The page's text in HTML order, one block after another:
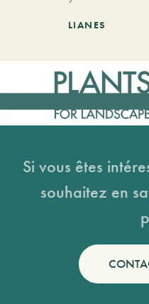
LIANES
Si vous êtes
souhaitez en